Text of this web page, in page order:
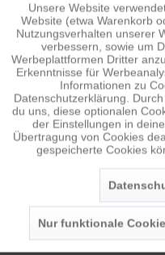
Funktionale
Tracking
Personalisierung
Service
Unsere Website
Website (etwa Warenkorb
Nutzungsverhalten unserer
verbessern, sowie um
Werbeplattformen Dritter
Erkenntnisse für
Informationen zu
Datenschutzerklärung.
du uns, diese optionalen
der Einstellungen in
Übertragung von Cookies
gespeicherte Cookies
Nur funktionale